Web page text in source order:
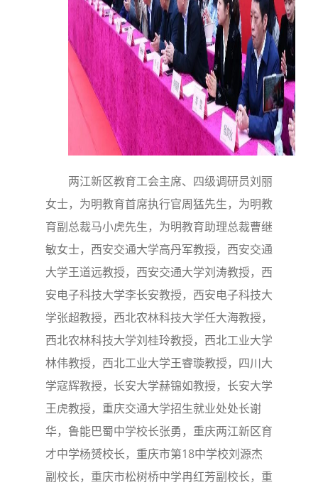
两江新区教育工会主席、四级调研员刘丽
女士，为明教育首席执行官周猛先生，为明教
育副总裁马小虎先生，为明教育助理总裁曹继
敏女士，西安交通大学高丹军教授，西安交通
大学王道远教授，西安交通大学刘涛教授，西
安电子科技大学李长安教授，西安电子科技大
学张超教授，西北农林科技大学任大海教授，
西北农林科技大学刘桂玲教授，西北工业大学
林伟教授，西北工业大学王睿璇教授，四川大
学寇辉教授，长安大学赫锦如教授，长安大学
王虎教授，重庆交通大学招生就业处处长谢
华，鲁能巴蜀中学校长张勇，重庆两江新区育
才中学杨赟校长，重庆市第18中学校刘源杰
副校长，重庆市松树桥中学冉红芳副校长，重